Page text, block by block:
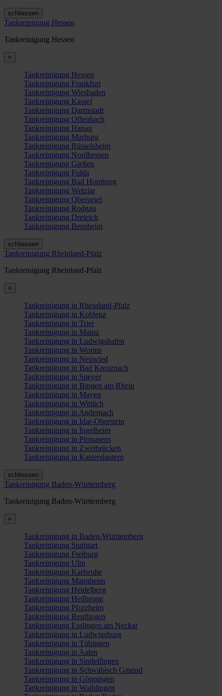
schliessen
Tankreinigung Hessen
Tankreinigung Hessen
×
Tankreinigung Hessen
Tankreinigung Frankfurt
Tankreinigung Wiesbaden
Tankreinigung Kassel
Tankreinigung Darmstadt
Tankreinigung Offenbach
Tankreinigung Hanau
Tankreinigung Marburg
Tankreinigung Rüsselsheim
Tankreinigung Nordhessen
Tankreinigung Gießen
Tankreinigung Fulda
Tankreinigung Bad Homburg
Tankreinigung Wetzlar
Tankreinigung Oberursel
Tankreinigung Rodgau
Tankreinigung Dreieich
Tankreinigung Bensheim
schliessen
Tankreinigung Rheinland-Pfalz
Tankreinigung Rheinland-Pfalz
×
Tankreinigung in Rheinland-Pfalz
Tankreinigung in Koblenz
Tankreinigung in Trier
Tankreinigung in Mainz
Tankreinigung in Ludwigshafen
Tankreinigung in Worms
Tankreinigung in Neuwied
Tankreinigung in Bad Kreuznach
Tankreinigung in Speyer
Tankreinigung in Bingen am Rhein
Tankreinigung in Mayen
Tankreinigung in Wittlich
Tankreinigung in Andernach
Tankreinigung in Idar-Oberstein
Tankreinigung in Ingelheim
Tankreinigung in Pirmasens
Tankreinigung in Zweibrücken
Tankreinigung in Kaiserslautern
schliessen
Tankreinigung Baden-Württemberg
Tankreinigung Baden-Württemberg
×
Tankreinigung in Baden-Württemberg
Tankreinigung Stuttgart
Tankreinigung Freiburg
Tankreinigung Ulm
Tankreinigung Karlsruhe
Tankreinigung Mannheim
Tankreinigung Heidelberg
Tankreinigung Heilbronn
Tankreinigung Pforzheim
Tankreinigung Reutlingen
Tankreinigung Esslingen am Neckar
Tankreinigung in Ludwigsburg
Tankreinigung in Tübingen
Tankreinigung in Aalen
Tankreinigung in Sindelfingen
Tankreinigung in Schwäbisch Gmünd
Tankreinigung in Göppingen
Tankreinigung in Waiblingen